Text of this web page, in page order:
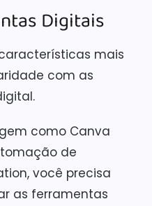
Digitais
mais
com as
como Canva
de
você precisa
as ferramentas